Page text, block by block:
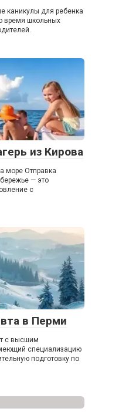
каникулы для ребенка
время школьных
из Кирова
море Отправка
— это
с
в Перми
с высшим
специализацию
подготовку по